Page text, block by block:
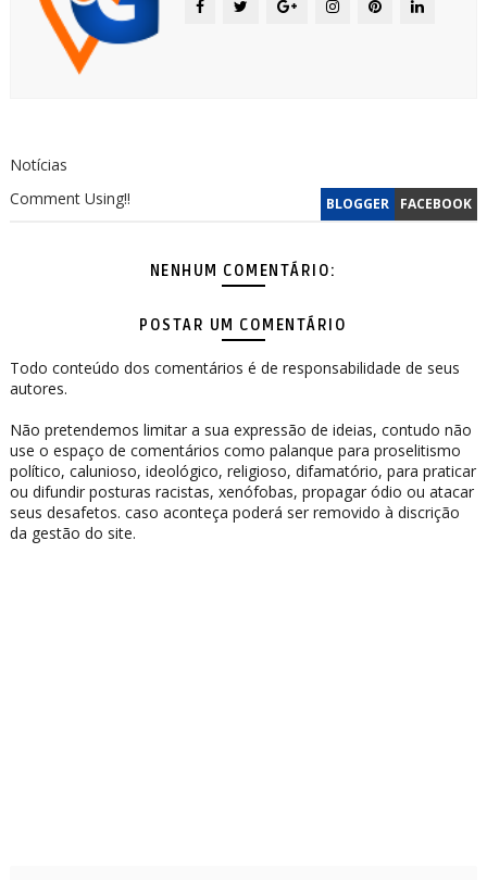
Notícias
BLOGGER FACEBOOK
Comment Using!!
NENHUM COMENTÁRIO:
POSTAR UM COMENTÁRIO
Todo conteúdo dos comentários é de responsabilidade de seus
autores.
Não pretendemos limitar a sua expressão de ideias, contudo não
use o espaço de comentários como palanque para proselitismo
político, calunioso, ideológico, religioso, difamatório, para praticar
ou difundir posturas racistas, xenófobas, propagar ódio ou atacar
seus desafetos. caso aconteça poderá ser removido à discrição
da gestão do site.